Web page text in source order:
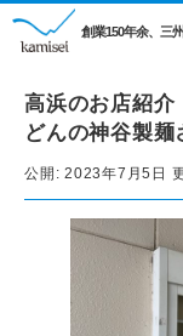
創業150年余、三
高浜のお店紹
どんの神谷製麺
公開: 2023年7月5日